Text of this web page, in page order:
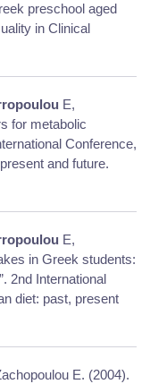
preschool aged
in Clinical
E,
for metabolic
Conference,
and future.
E,
in Greek students:
2nd International
diet: past, present
E. (2004).